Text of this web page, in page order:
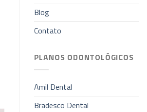
Blog
Contato
PLANOS ODONTOLÓGICOS
Amil Dental
Bradesco Dental